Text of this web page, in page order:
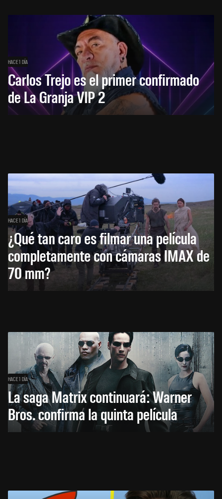
HACE 1 DÍA
Carlos Trejo es el primer confirmado
de La Granja VIP 2
HACE 1 DÍA
¿Qué tan caro es filmar una película
completamente con cámaras IMAX de
70 mm?
HACE 1 DÍA
La saga Matrix continuará: Warner
Bros. confirma la quinta película